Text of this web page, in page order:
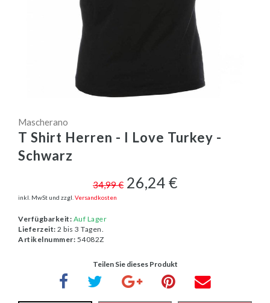
Mascherano
T Shirt Herren - I Love Turkey -
Schwarz
34,99 € 26,24 €
inkl. MwSt und zzgl. Versandkosten
Verfügbarkeit: Auf Lager
Lieferzeit: 2 bis 3 Tagen.
Artikelnummer: 54082Z
Teilen Sie dieses Produkt